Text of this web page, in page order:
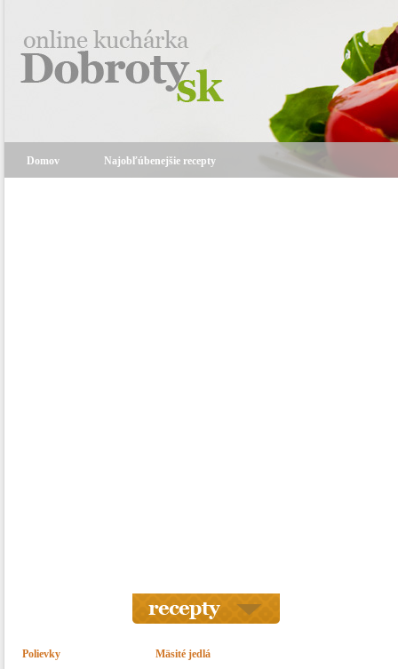
Domov Najobľúbenejšie recepty
Polievky Mäsité jedlá